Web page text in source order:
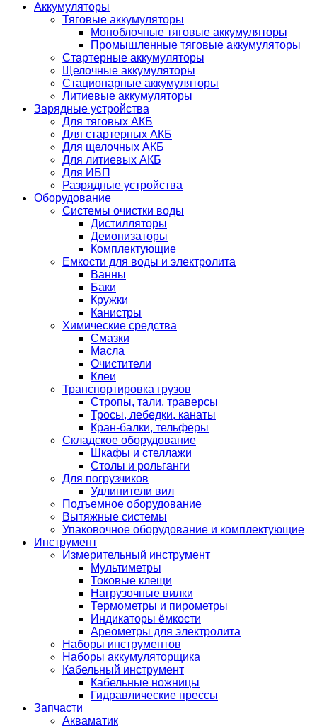
Аккумуляторы
Тяговые аккумуляторы
Моноблочные тяговые аккумуляторы
Промышленные тяговые аккумуляторы
Стартерные аккумуляторы
Щелочные аккумуляторы
Стационарные аккумуляторы
Литиевые аккумуляторы
Зарядные устройства
Для тяговых АКБ
Для стартерных АКБ
Для щелочных АКБ
Для литиевых АКБ
Для ИБП
Разрядные устройства
Оборудование
Системы очистки воды
Дистилляторы
Деионизаторы
Комплектующие
Емкости для воды и электролита
Ванны
Баки
Кружки
Канистры
Химические средства
Смазки
Масла
Очистители
Клеи
Транспортировка грузов
Стропы, тали, траверсы
Тросы, лебедки, канаты
Кран-балки, тельферы
Складское оборудование
Шкафы и стеллажи
Столы и рольганги
Для погрузчиков
Удлинители вил
Подъемное оборудование
Вытяжные системы
Упаковочное оборудование и комплектующие
Инструмент
Измерительный инструмент
Мультиметры
Токовые клещи
Нагрузочные вилки
Термометры и пирометры
Индикаторы ёмкости
Ареометры для электролита
Наборы инструментов
Наборы аккумуляторщика
Кабельный инструмент
Кабельные ножницы
Гидравлические прессы
Запчасти
Акваматик